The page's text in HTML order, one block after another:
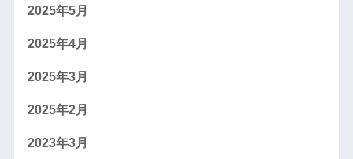
2025年5月
2025年4月
2025年3月
2025年2月
2023年3月